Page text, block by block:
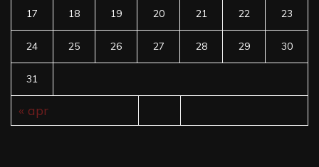
17 18 19 20 21 22 23
24 25 26 27 28 29 30
31
« apr